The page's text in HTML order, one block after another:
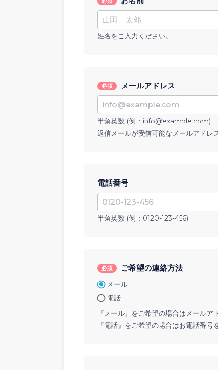
姓名をご入力ください。
必須 メールアドレス
半角英数 (例：info@example.com)
返信メールが受信可能なメールアドレ
電話番号
半角英数 (例： 0120-123-456)
必須 ご希望の連絡方法
メール
電話
『メール』をご希望の場合はメールア
『電話』をご希望の場合はお電話番号